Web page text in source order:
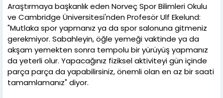
Araştırmaya başkanlık eden Norveç Spor Bilimleri Okulu
ve Cambridge Üniversitesi'nden Profesör Ulf Ekelund:
"Mutlaka spor yapmanız ya da spor salonuna gitmeniz
gerekmiyor. Sabahleyin, öğle yemeği vaktinde ya da
akşam yemekten sonra tempolu bir yürüyüş yapmanız
da yeterli olur. Yapacağınız fiziksel aktiviteyi gün içinde
parça parça da yapabilirsiniz, önemli olan en az bir saati
tamamlamanız" diyor.